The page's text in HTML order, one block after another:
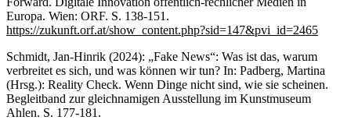
Europa. Wien: ORF. S. 138-151.
https://zukunft.orf.at/show_content.php?sid=147&pvi_id=2465
Schmidt, Jan-Hinrik (2024): „Fake News“: Was ist das, warum
verbreitet es sich, und was können wir tun? In: Padberg, Martina
(Hrsg.): Reality Check. Wenn Dinge nicht sind, wie sie scheinen.
Begleitband zur gleichnamigen Ausstellung im Kunstmuseum
Ahlen. S. 177-181.